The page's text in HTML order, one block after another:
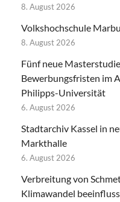
8. August 2026
Volkshochschule
8. August 2026
Fünf neue
Bewerbungsfristen im
Philipps-Universität
6. August 2026
Stadtarchiv Kassel in
Markthalle
6. August 2026
Verbreitung von
Klimawandel